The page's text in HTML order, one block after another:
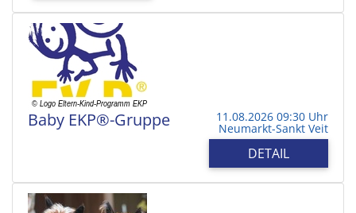
Baby EKP®-Gruppe 11.08.2026 09:30 Uhr
Neumarkt-Sankt Veit
DETAIL